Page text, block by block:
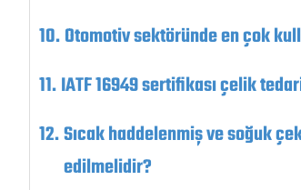
Otomotiv sektöründe en çok
IATF 16949 sertifikası çelik
Sıcak haddelenmiş ve soğuk
edilmelidir?